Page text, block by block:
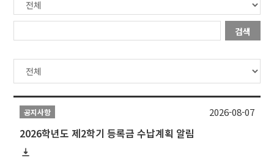
검색
공지사항
2026학년도 제2학기 등록금 수납계획 알림
2026-08-07